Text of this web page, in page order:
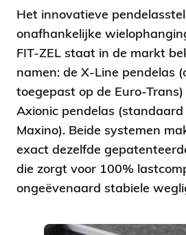
Het innovatieve
onafhankelijke
FIT-ZEL staat in de markt
namen: de X-Line pendelas
toegepast op de Euro-
Axionic pendelas (standaard
Maxino). Beide systemen
exact dezelfde
die zorgt voor 100%
ongeëvenaard stabiele